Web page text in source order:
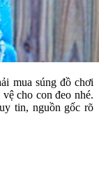
mua súng đồ chơi
cho con đeo nhé.
tin, nguồn gốc rõ